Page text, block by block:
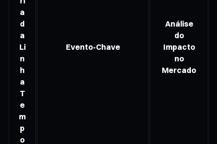
a
d
a
Li
n
h
a
T
e
m
p
o
Evento-Chave
Análise
do
Impacto
no
Mercado